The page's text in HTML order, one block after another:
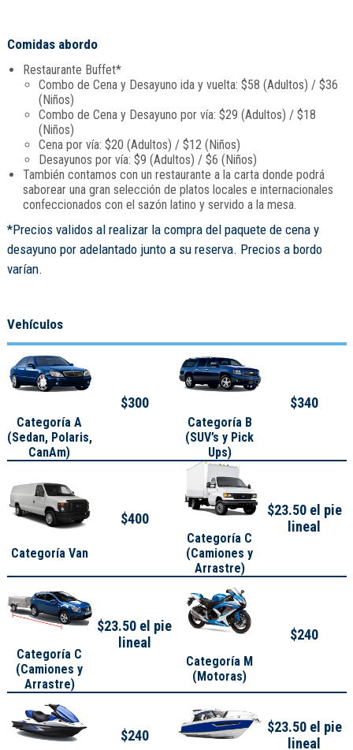
Comidas abordo
Restaurante Buffet*
Combo de Cena y Desayuno ida y vuelta: $58 (Adultos) / $36
(Niños)
Combo de Cena y Desayuno por vía: $29 (Adultos) / $18
(Niños)
Cena por vía: $20 (Adultos) / $12 (Niños)
Desayunos por vía: $9 (Adultos) / $6 (Niños)
También contamos con un restaurante a la carta donde podrá
saborear una gran selección de platos locales e internacionales
confeccionados con el sazón latino y servido a la mesa.
*Precios validos al realizar la compra del paquete de cena y
desayuno por adelantado junto a su reserva. Precios a bordo
varían.
Vehículos
Categoría A
(Sedan, Polaris,
CanAm)
$300
Categoría B
(SUV’s y Pick
Ups)
$340
Categoría Van
$400
Categoría C
(Camiones y
Arrastre)
$23.50 el pie
lineal
Categoría C
(Camiones y
Arrastre)
$23.50 el pie
lineal
Categoría M
(Motoras)
$240
$240
$23.50 el pie
lineal